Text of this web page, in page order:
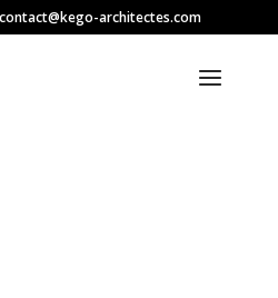
contact@kego-architectes.com